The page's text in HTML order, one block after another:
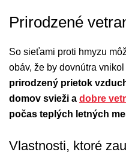
Prirodzené
So sieťami proti hmyzu
obáv, že by dovnútra vnikol
prirodzený prietok
domov svieži a dobre
počas teplých letných
Vlastnosti, ktoré